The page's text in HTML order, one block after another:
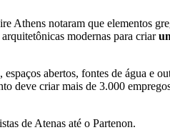
Athens notaram que elementos
modernas para criar
abertos, fontes de água e
deve criar mais de 3.000
de Atenas até o Partenon.